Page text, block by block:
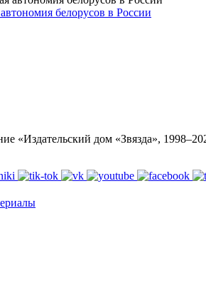
белорусов в России
«Издательский дом «Звязда», 1998–